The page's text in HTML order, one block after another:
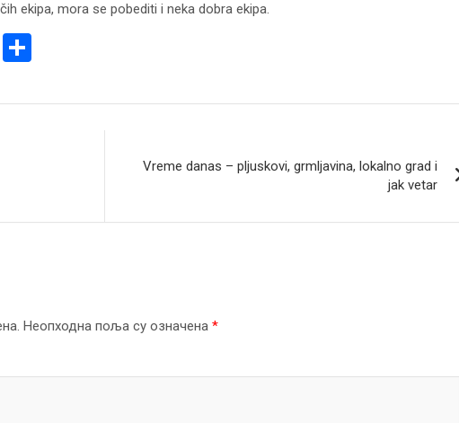
ekipa, mora se pobediti i neka dobra ekipa.
T
ar
Vreme danas – pljuskovi, grmljavina, lokalno grad i
jak vetar
Неопходна поља су означена *